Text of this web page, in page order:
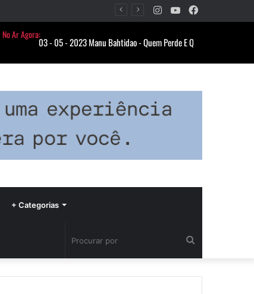
YouTube
Instagram
+ Categorias
por